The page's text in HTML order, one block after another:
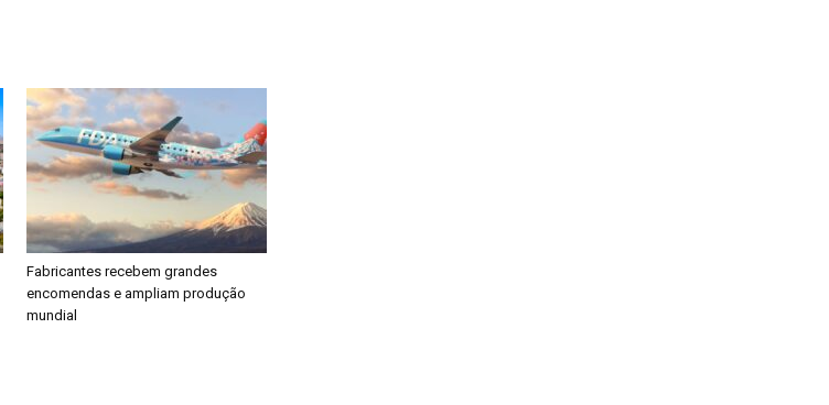
Fabricantes recebem grandes
encomendas e ampliam produção
mundial